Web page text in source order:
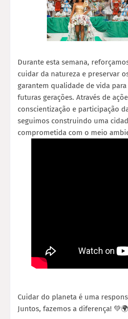
Durante esta semana,
cuidar da natureza e preservar
garantem qualidade de vida
futuras gerações. Através de
conscientização e participação
seguimos construindo uma
comprometida com o meio
Cuidar do planeta é uma
Juntos, fazemos a diferença! 💚🌍